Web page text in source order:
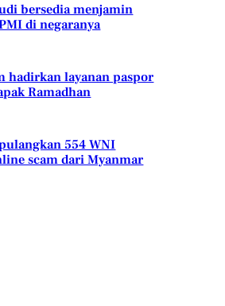
bersedia menjamin
di negaranya
hadirkan layanan paspor
Ramadhan
554 WNI
scam dari Myanmar